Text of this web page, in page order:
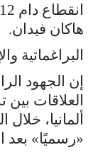
هاكان فيدان.
البراغماتية
إن الجهود
العلاقات بين
«رسميًا» بعد